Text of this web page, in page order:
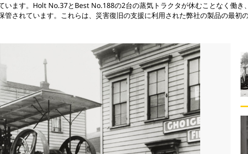
ます。Holt No.37とBest No.188の2台の蒸気トラクタが休むことなく働き
されています。これらは、災害復旧の支援に利用された弊社の製品の最初